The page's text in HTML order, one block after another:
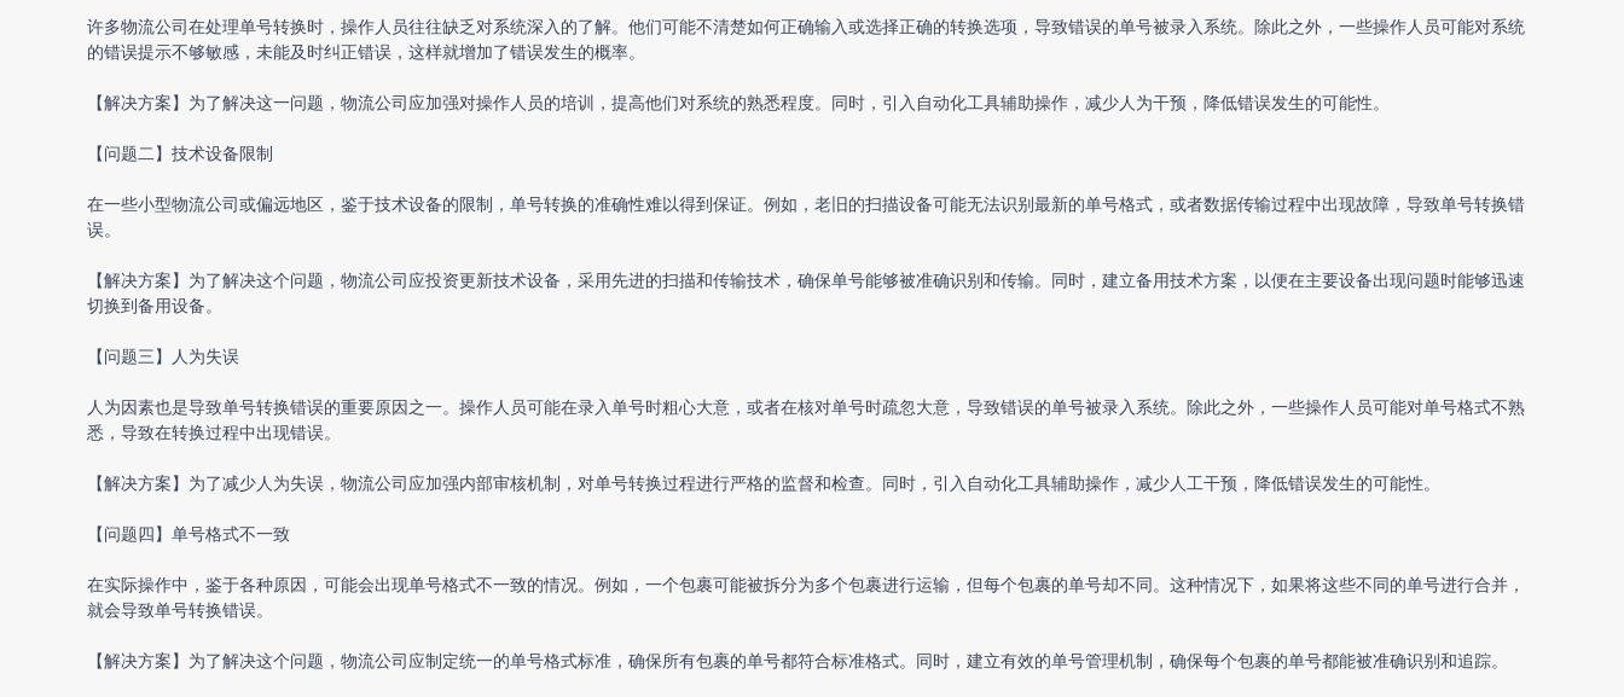
许多物流公司在处理单号转换时，操作人员往往缺乏对系统深入的了解。他们可能不清楚如何正确输入或选择正确的转换选项，导致错误的单号被录入系统。除此之外，一些操作人员可能对系统
的错误提示不够敏感，未能及时纠正错误，这样就增加了错误发生的概率。
【解决方案】为了解决这一问题，物流公司应加强对操作人员的培训，提高他们对系统的熟悉程度。同时，引入自动化工具辅助操作，减少人为干预，降低错误发生的可能性。
【问题二】技术设备限制
在一些小型物流公司或偏远地区，鉴于技术设备的限制，单号转换的准确性难以得到保证。例如，老旧的扫描设备可能无法识别最新的单号格式，或者数据传输过程中出现故障，导致单号转换错
误。
【解决方案】为了解决这个问题，物流公司应投资更新技术设备，采用先进的扫描和传输技术，确保单号能够被准确识别和传输。同时，建立备用技术方案，以便在主要设备出现问题时能够迅速
切换到备用设备。
【问题三】人为失误
人为因素也是导致单号转换错误的重要原因之一。操作人员可能在录入单号时粗心大意，或者在核对单号时疏忽大意，导致错误的单号被录入系统。除此之外，一些操作人员可能对单号格式不熟
悉，导致在转换过程中出现错误。
【解决方案】为了减少人为失误，物流公司应加强内部审核机制，对单号转换过程进行严格的监督和检查。同时，引入自动化工具辅助操作，减少人工干预，降低错误发生的可能性。
【问题四】单号格式不一致
在实际操作中，鉴于各种原因，可能会出现单号格式不一致的情况。例如，一个包裹可能被拆分为多个包裹进行运输，但每个包裹的单号却不同。这种情况下，如果将这些不同的单号进行合并，
就会导致单号转换错误。
【解决方案】为了解决这个问题，物流公司应制定统一的单号格式标准，确保所有包裹的单号都符合标准格式。同时，建立有效的单号管理机制，确保每个包裹的单号都能被准确识别和追踪。